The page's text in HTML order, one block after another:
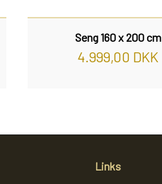
Seng 160 x 200 cm
4.999,00 DKK
Links